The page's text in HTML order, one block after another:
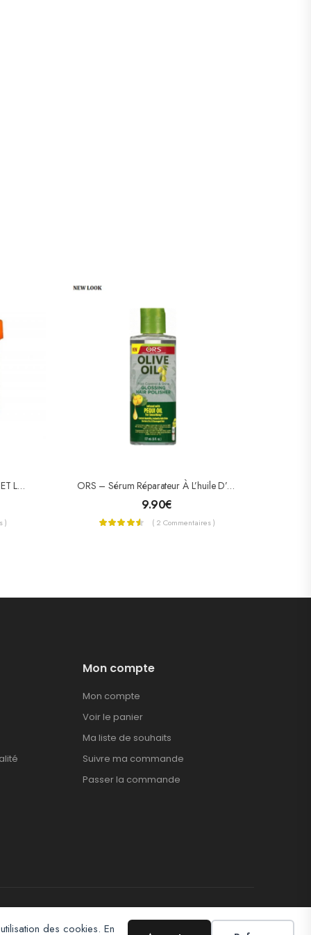
des cookies. En
CANTU GEL POUR TORSADES ET LOCKS KARITE (TWIST & LOCK)
)
ORS – Sérum Réparateur À L’huile D’olive
9.90€
( 2 Commentaires )
Mon compte
Mon compte
Voir le panier
Ma liste de souhaits
Suivre ma commande
Passer la commande